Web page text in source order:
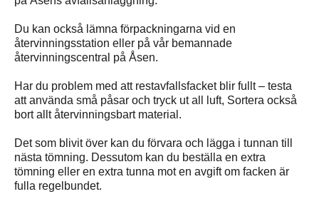
Du kan också lämna förpackningarna vid en
återvinningsstation eller på vår bemannade
återvinningscentral på Åsen.
Har du problem med att restavfallsfacket blir fullt – testa
att använda små påsar och tryck ut all luft, Sortera också
bort allt återvinningsbart material.
Det som blivit över kan du förvara och lägga i tunnan till
nästa tömning. Dessutom kan du beställa en extra
tömning eller en extra tunna mot en avgift om facken är
fulla regelbundet.